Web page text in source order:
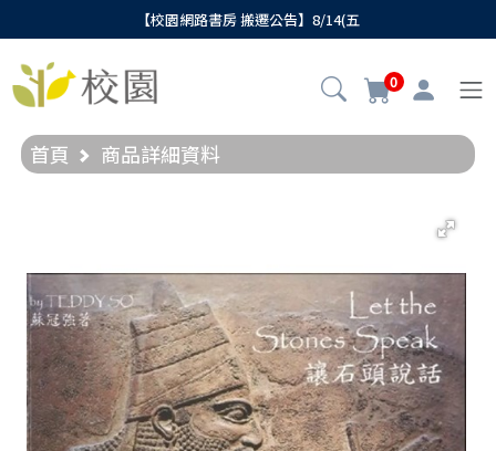
【校園網路書房 搬遷公告】8/14(五
0
首頁 商品詳細資料